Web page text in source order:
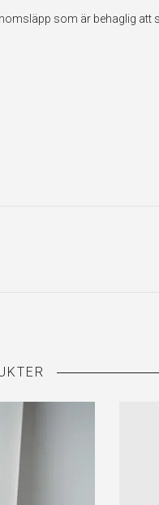
som är behaglig att